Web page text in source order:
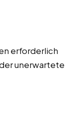
erforderlich
unerwartete